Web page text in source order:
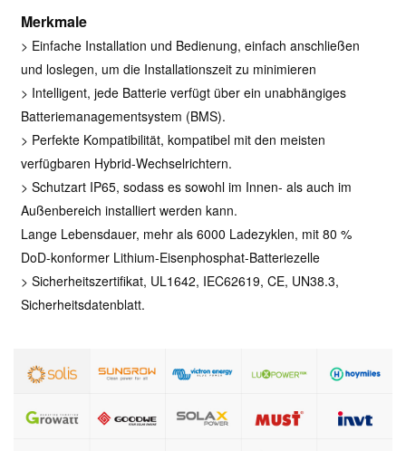
Merkmale
> Einfache Installation und Bedienung, einfach anschließen
und loslegen, um die Installationszeit zu minimieren
> Intelligent, jede Batterie verfügt über ein unabhängiges
Batteriemanagementsystem (BMS).
> Perfekte Kompatibilität, kompatibel mit den meisten
verfügbaren Hybrid-Wechselrichtern.
> Schutzart IP65, sodass es sowohl im Innen- als auch im
Außenbereich installiert werden kann.
Lange Lebensdauer, mehr als 6000 Ladezyklen, mit 80 %
DoD-konformer Lithium-Eisenphosphat-Batteriezelle
> Sicherheitszertifikat, UL1642, IEC62619, CE, UN38.3,
Sicherheitsdatenblatt.